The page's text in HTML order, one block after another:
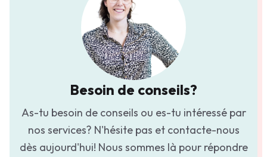
Besoin de conseils?
As-tu besoin de conseils ou es-tu intéressé par
nos services? N'hésite pas et contacte-nous
dès aujourd'hui! Nous sommes là pour répondre